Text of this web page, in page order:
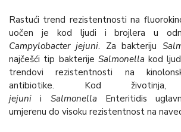
Rastući trend rezistentnosti na
uočen je kod ljudi i brojlera u
Campylobacter jejuni. Za bakteriju
najčešći tip bakterije Salmonella kod
trendovi rezistentnosti na
antibiotike. Kod
jejuni i Salmonella Enteritidis
umjerenu do visoku rezistentnost na